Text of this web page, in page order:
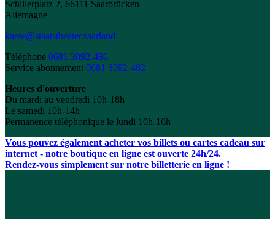
Schillerplatz 2, 66111 Saarbrücken
Allemagne
kasse@staatstheater.saarland
Téléphone 0681 3092-486
Service abonnement 0681 3092-482
Heures d'ouverture
Du mardi au vendredi 10h-18h
Le samedi 10h-14h
Permanence téléphonique le lundi 10h-16h
Vous pouvez également acheter vos billets ou cartes cadeau sur
internet - notre boutique en ligne est ouverte 24h/24.
Rendez-vous simplement sur notre billetterie en ligne !